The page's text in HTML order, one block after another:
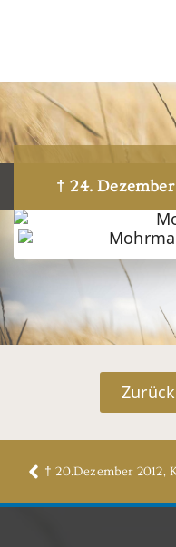
† 24.